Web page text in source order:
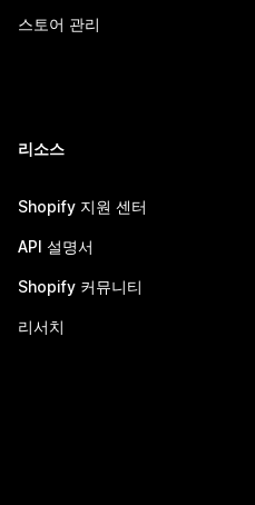
스토어 관리
리소스
Shopify 지원 센터
API 설명서
Shopify 커뮤니티
리서치